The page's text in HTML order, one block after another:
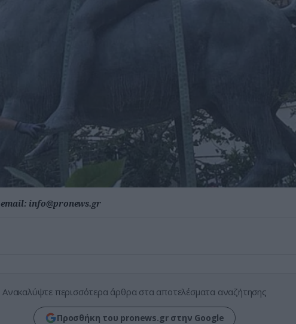
email: info@pronews.gr
Ανακαλύψτε περισσότερα άρθρα στα αποτελέσματα αναζήτησης
Προσθήκη του pronews.gr στην Google